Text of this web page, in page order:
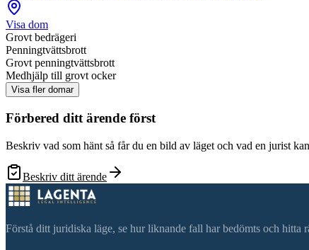
Visa dom
Grovt bedrägeri
Penningtvättsbrott
Grovt penningtvättsbrott
Medhjälp till grovt ocker
Visa fler domar
Förbered ditt ärende först
Beskriv vad som hänt så får du en bild av läget och vad en jurist
Beskriv ditt ärende
Förstå ditt juridiska läge, se hur liknande fall har bedömts och hitta